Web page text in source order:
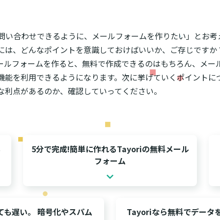
い合わせできるように、メールフォームを作りたい」とお
は、どんなポイントを意識しておけばいいか、ご存じですか
フォームを作ると、無料で作成できるのはもちろん、メー
能を利用できるようになります。次に挙げていくポイント
点があるのか、確認していってください。
5分で完成!簡単に作れるTayoriの無料メール
フォーム
も遅い。 暗号化やスパム
Tayoriなら無料でデータ